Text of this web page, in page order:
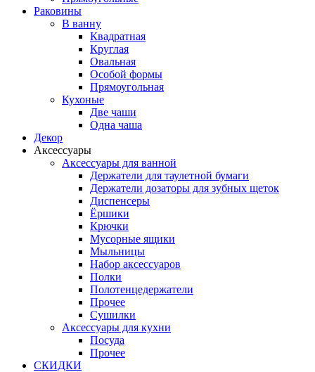
Раковины
В ванну
Квадратная
Круглая
Овальная
Особой формы
Прямоугольная
Кухоные
Две чаши
Одна чаша
Декор
Аксессуары
Аксессуары для ванной
Держатели для таулетной бумаги
Держатели дозаторы для зубных щеток
Диспенсеры
Ёршики
Крючки
Мусорные ящики
Мыльницы
Набор аксессуаров
Полки
Полотенцедержатели
Прочее
Сушилки
Аксессуары для кухни
Посуда
Прочее
СКИДКИ